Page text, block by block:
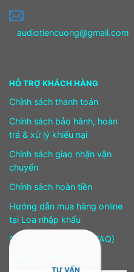
audiotiencuong@gmail.com
HỖ TRỢ KHÁCH HÀNG
Chính sách thanh toán
Chính sách bảo hành, hoàn
trả & xử lý khiếu nại
Chính sách giao nhận vận
chuyển
Chính sách hoàn tiền
Hướng dẫn mua hàng online
tại Loa nhập khẩu
Câu hỏi thường gặp (FAQ)
TƯ VẤN